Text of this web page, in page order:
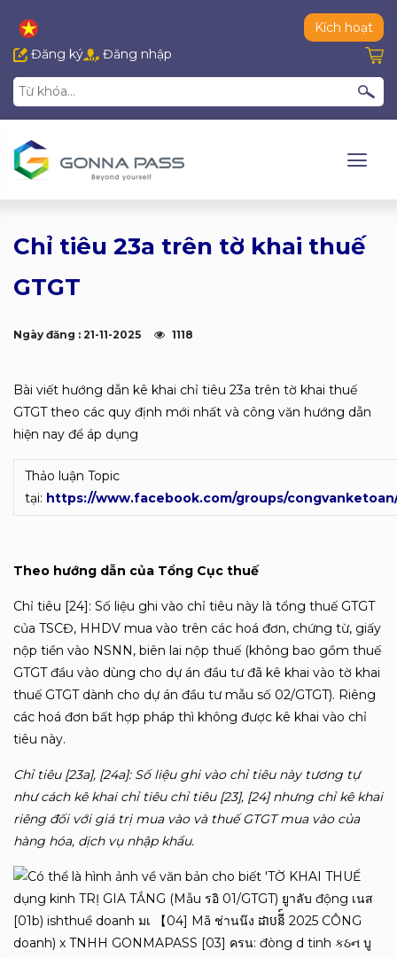
Kích hoạt
Đăng ký
Đăng nhập
Chỉ tiêu 23a trên tờ khai thuế
GTGT
Ngày đăng : 21-11-2025 1118
Bài viết hướng dẫn kê khai chỉ tiêu 23a trên tờ khai thuế
GTGT theo các quy định mới nhất và công văn hướng dẫn
hiện nay để áp dụng
Thảo luận Topic
tại: https://www.facebook.com/groups/
Theo hướng dẫn của Tổng Cục thuế
Chỉ tiêu [24]: Số liệu ghi vào chỉ tiêu này là tổng thuế GTGT
của TSCĐ, HHDV mua vào trên các hoá đơn, chứng từ, giấy
nộp tiền vào NSNN, biên lai nộp thuế (không bao gồm thuế
GTGT đầu vào dùng cho dự án đầu tư đã kê khai vào tờ khai
thuế GTGT dành cho dự án đầu tư mẫu số 02/GTGT). Riêng
các hoá đơn bất hợp pháp thì không được kê khai vào chỉ
tiêu này.
Chỉ tiêu [23a], [24a]: Số liệu ghi vào chỉ tiêu này tương tự
như cách kê khai chỉ tiêu chỉ tiêu [23], [24] nhưng chỉ kê khai
riêng đối với giá trị mua vào và thuế GTGT mua vào của
hàng hóa, dịch vụ nhập khẩu.